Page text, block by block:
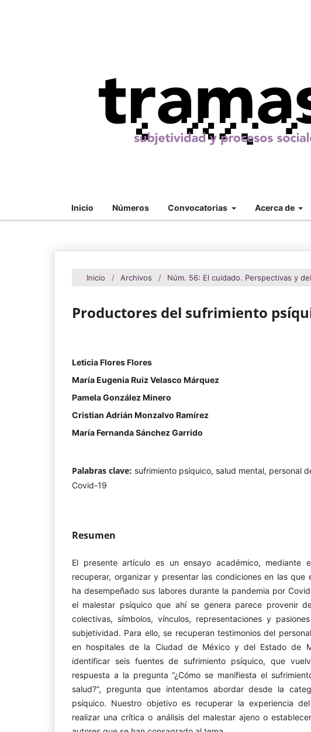
Inicio Números Convocatorias Acerca de
Inicio / Archivos / Núm. 56: El cuidado. Perspectivas y
Productores del sufrimiento
Leticia Flores Flores
María Eugenia Ruiz Velasco Márquez
Pamela González Minero
Cristian Adrián Monzalvo Ramírez
María Fernanda Sánchez Garrido
Palabras clave: sufrimiento psíquico, salud mental, personal
Covid-19
Resumen
El presente artículo es un ensayo académico, mediante
recuperar, organizar y presentar las condiciones en las que
ha desempeñado sus labores durante la pandemia por
el malestar psíquico que ahí se genera parece provenir
colectivas, símbolos, vínculos, representaciones y
subjetividad. Para ello, se recuperan testimonios del
en hospitales de la Ciudad de México y del Estado de
identificar seis fuentes de sufrimiento psíquico, que
respuesta a la pregunta “¿Cómo se manifiesta el
salud?”, pregunta que intentamos abordar desde la
psíquico. Nuestro objetivo es recuperar la experiencia
realizar una crítica o análisis del malestar ajeno o